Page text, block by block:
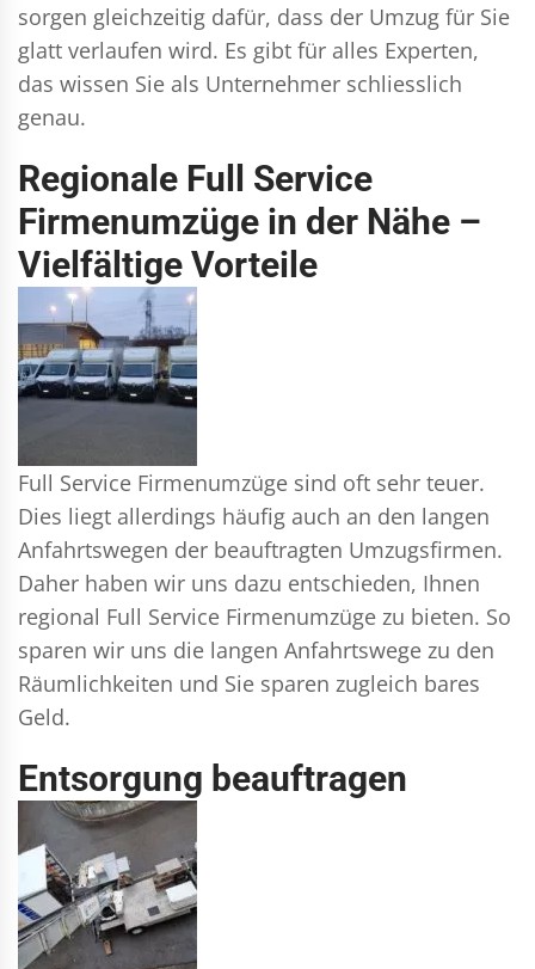
sorgen gleichzeitig dafür, dass der Umzug für Sie
glatt verlaufen wird. Es gibt für alles Experten,
das wissen Sie als Unternehmer schliesslich
genau.
Regionale Full Service
Firmenumzüge in der Nähe –
Vielfältige Vorteile
Full Service Firmenumzüge sind oft sehr teuer.
Dies liegt allerdings häufig auch an den langen
Anfahrtswegen der beauftragten Umzugsfirmen.
Daher haben wir uns dazu entschieden, Ihnen
regional Full Service Firmenumzüge zu bieten. So
sparen wir uns die langen Anfahrtswege zu den
Räumlichkeiten und Sie sparen zugleich bares
Geld.
Entsorgung beauftragen